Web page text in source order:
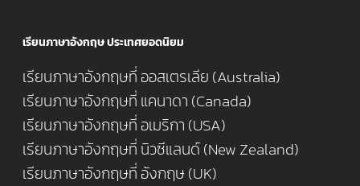
เรียนภาษาอังกฤษ ประเทศยอดนิยม
เรียนภาษาอังกฤษที่ ออสเตรเลีย (Australia)
เรียนภาษาอังกฤษที่ แคนาดา (Canada)
เรียนภาษาอังกฤษที่ อเมริกา (USA)
เรียนภาษาอังกฤษที่ นิวซีแลนด์ (New Zealand)
เรียนภาษาอังกฤษที่ อังกฤษ (UK)